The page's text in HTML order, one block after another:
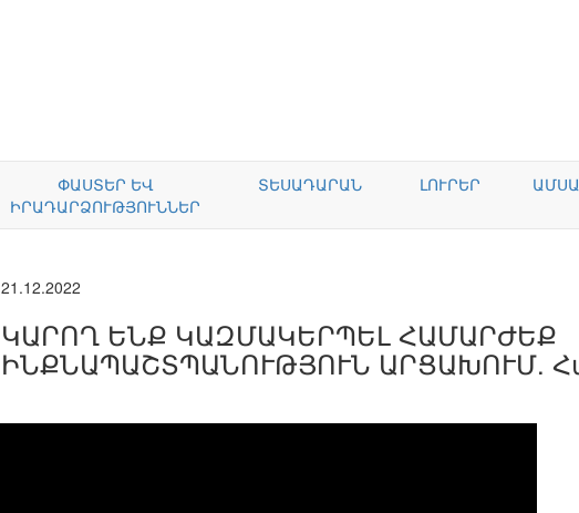
ՓԱՍՏԵՐ ԵՎ
ԻՐԱԴԱՐՁՈՒԹՅՈՒՆՆԵՐ
ՏԵՍԱԴԱՐԱՆ ԼՈՒՐԵՐ
21.12.2022
ԿԱՐՈՂ ԵՆՔ ԿԱԶՄԱԿԵՐՊԵԼ ՀԱՄԱՐԺԵՔ
ԻՆՔՆԱՊԱՇՏՊԱՆՈՒԹՅՈՒՆ ԱՐՑԱԽՈՒՄ.